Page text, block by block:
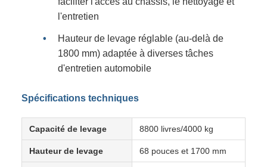
l'entretien
Hauteur de levage réglable (au-delà de
1800 mm) adaptée à diverses tâches
d'entretien automobile
Spécifications techniques
Capacité de levage 8800 livres/4000 kg
Hauteur de levage 68 pouces et 1700 mm